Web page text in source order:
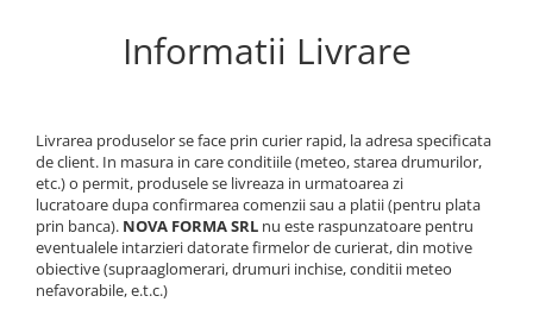
HIPS
PMMA
MULTIMATERIAL
Informatii Livrare
Livrarea produselor se face prin curier rapid, la adresa specificata
de client. In masura in care conditiile (meteo, starea drumurilor,
etc.) o permit, produsele se livreaza in urmatoarea zi
lucratoare dupa confirmarea comenzii sau a platii (pentru plata
prin banca). NOVA FORMA SRL nu este raspunzatoare pentru
eventualele intarzieri datorate firmelor de curierat, din motive
obiective (supraaglomerari, drumuri inchise, conditii meteo
nefavorabile, e.t.c.)